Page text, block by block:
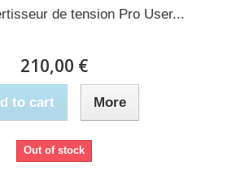
de tension Pro User...
210,00 €
to cart More
Out of stock